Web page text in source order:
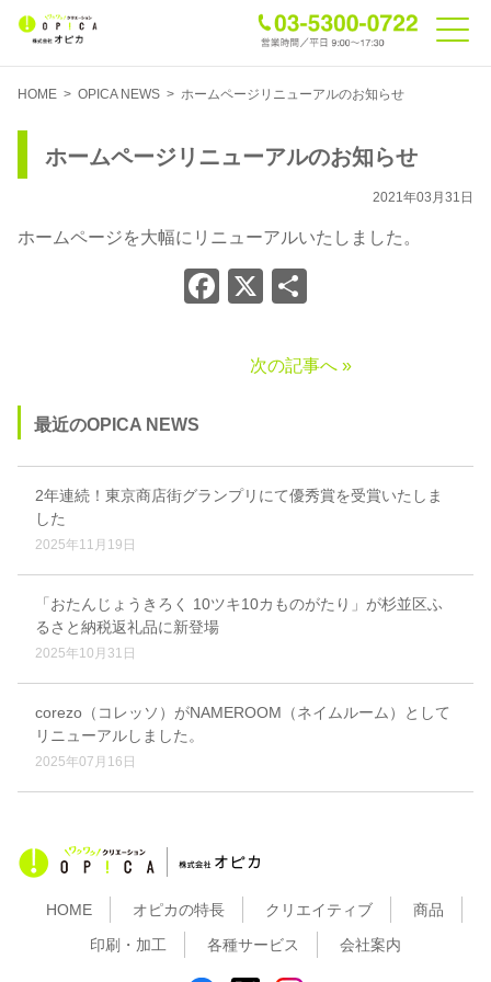
HOME > OPICA NEWS > ホームページリニューアルのお知らせ
ホームページリニューアルのお知らせ
2021年03月31日
ホームページを大幅にリニューアルいたしました。
Facebook
X
次の記事へ »
最近のOPICA NEWS
2年連続！東京商店街グランプリにて優秀賞を受賞いたしま
した
2025年11月19日
「おたんじょうきろく 10ツキ10カものがたり」が杉並区ふ
るさと納税返礼品に新登場
2025年10月31日
corezo（コレッソ）がNAMEROOM（ネイムルーム）として
リニューアルしました。
2025年07月16日
HOME オピカの特長 クリエイティブ
商品
印刷・加工
各種サービス 会社案内